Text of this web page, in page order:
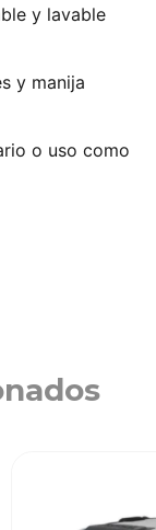
y lavable
y manija
o uso como